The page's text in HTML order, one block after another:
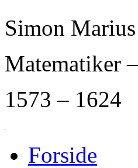
Simon Marius
Matematiker
1573 – 1624
Forside